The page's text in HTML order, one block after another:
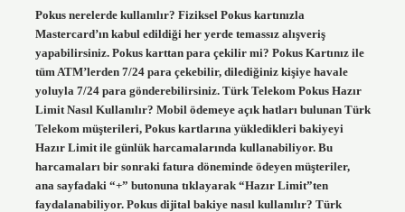
Pokus nerelerde kullanılır? Fiziksel Pokus kartınızla
Mastercard’ın kabul edildiği her yerde temassız alışveriş
yapabilirsiniz. Pokus karttan para çekilir mi? Pokus Kartınız ile
tüm ATM’lerden 7/24 para çekebilir, dilediğiniz kişiye havale
yoluyla 7/24 para gönderebilirsiniz. Türk Telekom Pokus Hazır
Limit Nasıl Kullanılır? Mobil ödemeye açık hatları bulunan Türk
Telekom müşterileri, Pokus kartlarına yükledikleri bakiyeyi
Hazır Limit ile günlük harcamalarında kullanabiliyor. Bu
harcamaları bir sonraki fatura döneminde ödeyen müşteriler,
ana sayfadaki “+” butonuna tıklayarak “Hazır Limit”ten
faydalanabiliyor. Pokus dijital bakiye nasıl kullanılır? Türk